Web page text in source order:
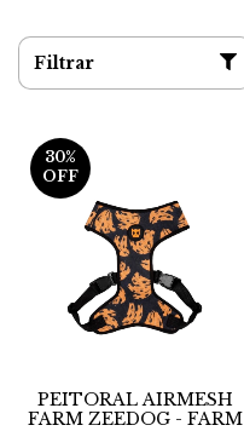
Filtrar
30%
OFF
PEITORAL AIRMESH
FARM ZEEDOG - FARM